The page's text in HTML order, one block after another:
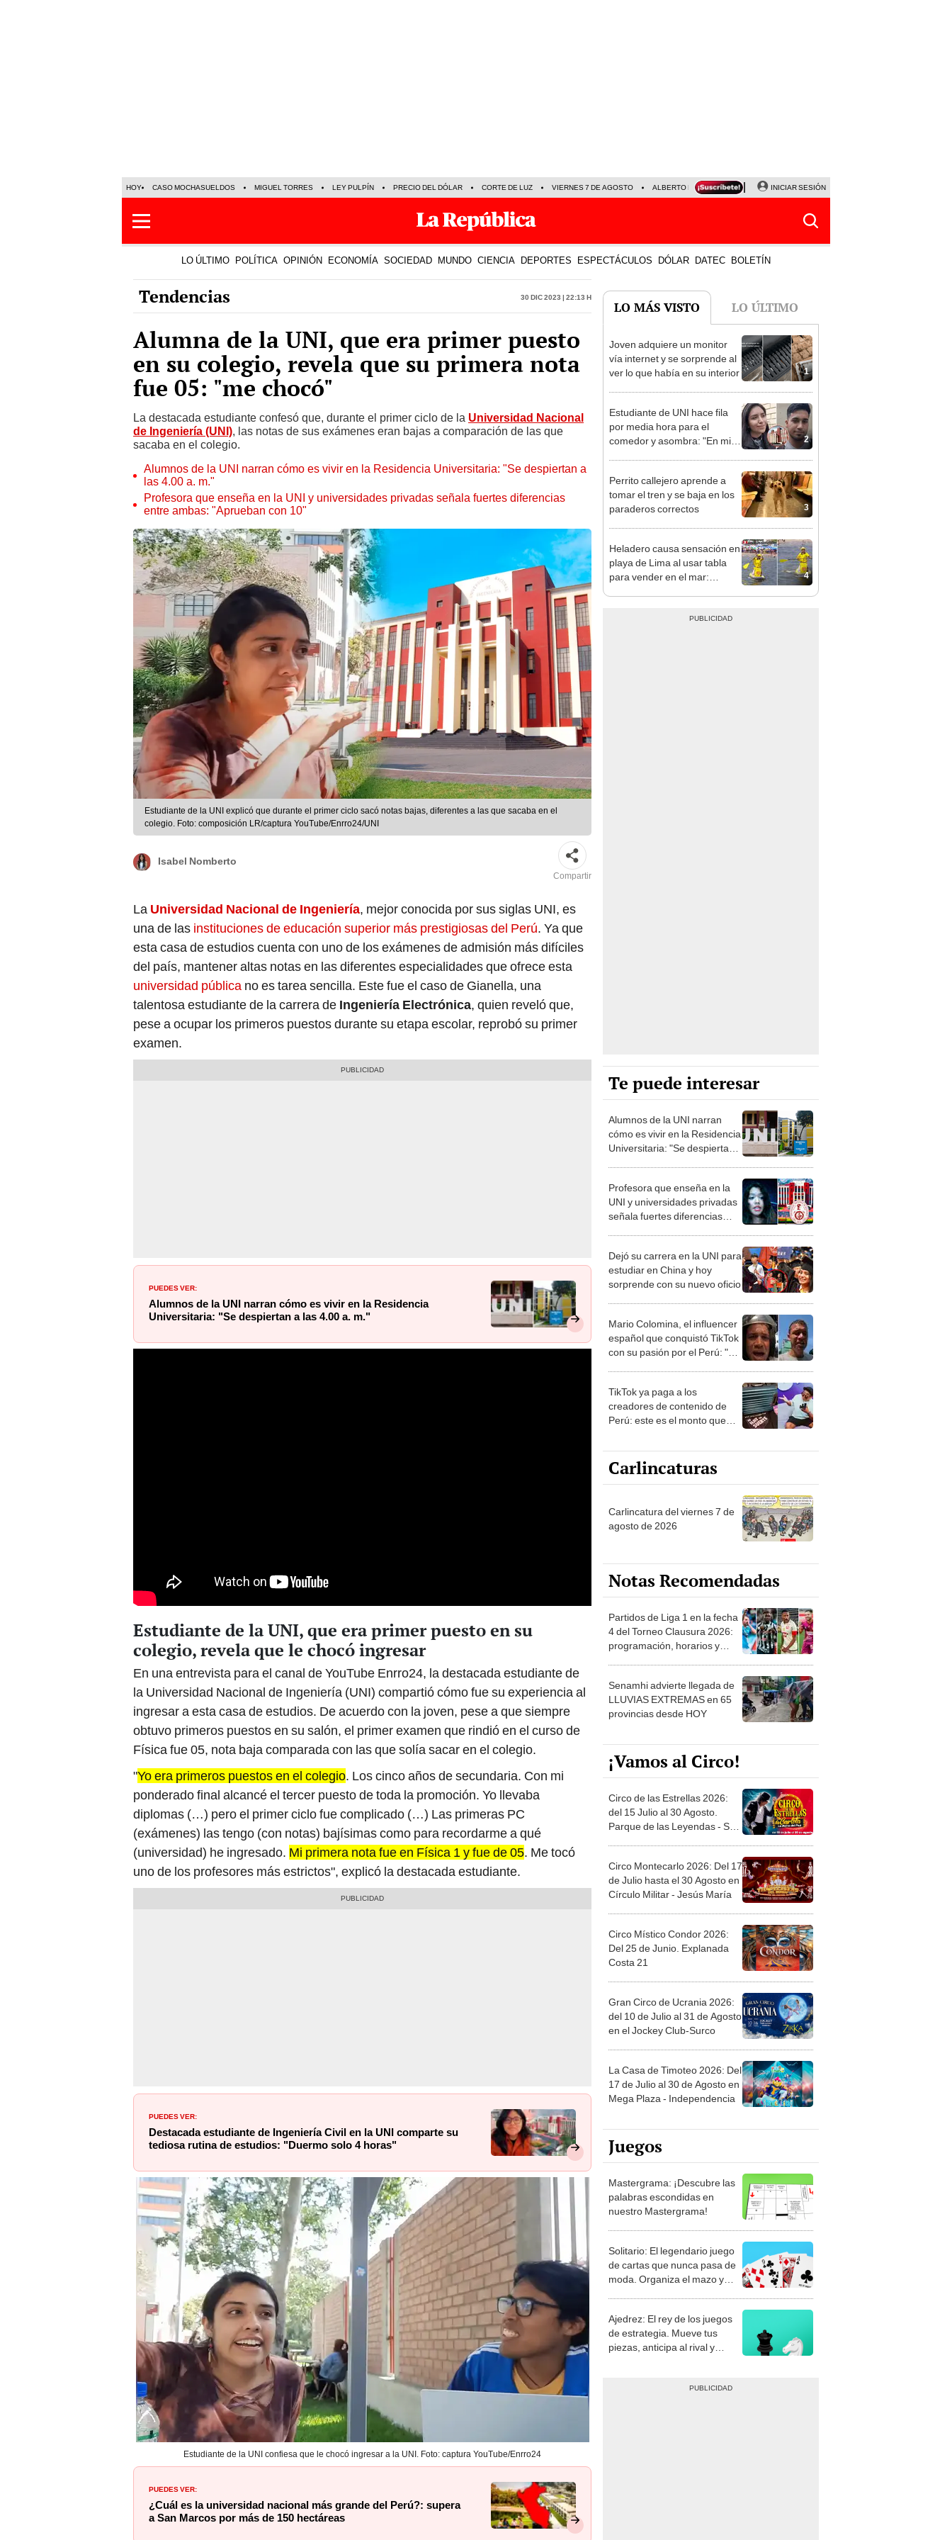
HOY CASO MOCHASUELDOS MIGUEL TORRES LEY PULPÍN PRECIO DEL DÓLAR CORTE DE LUZ VIERNES 7 DE AGOSTO ALBERTO BENAVIDES NALDY SALDAÑA
INICIAR SESIÓN
LO ÚLTIMO POLÍTICA OPINIÓN ECONOMÍA SOCIEDAD MUNDO CIENCIA DEPORTES ESPECTÁCULOS DÓLAR DATEC BOLETÍN
Tendencias 30 Dic 2023 | 22:13 h
Alumna de la UNI, que era primer puesto
en su colegio, revela que su primera nota
fue 05: "me chocó"
La destacada estudiante confesó que, durante el primer ciclo de la Universidad Nacional
de Ingeniería (UNI), las notas de sus exámenes eran bajas a comparación de las que
sacaba en el colegio.
Alumnos de la UNI narran cómo es vivir en la Residencia Universitaria: "Se despiertan a
las 4.00 a. m."
Profesora que enseña en la UNI y universidades privadas señala fuertes diferencias
entre ambas: "Aprueban con 10"
Estudiante de la UNI explicó que durante el primer ciclo sacó notas bajas, diferentes a las que sacaba en el
colegio. Foto: composición LR/captura YouTube/Enrro24/UNI
Isabel Nomberto
Compartir
La Universidad Nacional de Ingeniería, mejor conocida por sus siglas UNI, es
una de las instituciones de educación superior más prestigiosas del Perú. Ya que
esta casa de estudios cuenta con uno de los exámenes de admisión más difíciles
del país, mantener altas notas en las diferentes especialidades que ofrece esta
universidad pública no es tarea sencilla. Este fue el caso de Gianella, una
talentosa estudiante de la carrera de Ingeniería Electrónica, quien reveló que,
pese a ocupar los primeros puestos durante su etapa escolar, reprobó su primer
examen.
PUEDES VER:
Alumnos de la UNI narran cómo es vivir en la Residencia
Universitaria: "Se despiertan a las 4.00 a. m."
Estudiante de la UNI, que era primer puesto en su
colegio, revela que le chocó ingresar
En una entrevista para el canal de YouTube Enrro24, la destacada estudiante de
la Universidad Nacional de Ingeniería (UNI) compartió cómo fue su experiencia al
ingresar a esta casa de estudios. De acuerdo con la joven, pese a que siempre
obtuvo primeros puestos en su salón, el primer examen que rindió en el curso de
Física fue 05, nota baja comparada con las que solía sacar en el colegio.
"Yo era primeros puestos en el colegio. Los cinco años de secundaria. Con mi
ponderado final alcancé el tercer puesto de toda la promoción. Yo llevaba
diplomas (…) pero el primer ciclo fue complicado (…) Las primeras PC
(exámenes) las tengo (con notas) bajísimas como para recordarme a qué
(universidad) he ingresado. Mi primera nota fue en Física 1 y fue de 05. Me tocó
uno de los profesores más estrictos", explicó la destacada estudiante.
PUEDES VER:
Destacada estudiante de Ingeniería Civil en la UNI comparte su
tediosa rutina de estudios: "Duermo solo 4 horas"
Estudiante de la UNI confiesa que le chocó ingresar a la UNI. Foto: captura YouTube/Enrro24
PUEDES VER:
¿Cuál es la universidad nacional más grande del Perú?: supera
a San Marcos por más de 150 hectáreas
LO MÁS VISTO LO ÚLTIMO
1
Joven adquiere un monitor
vía internet y se sorprende al
ver lo que había en su interior
2
Estudiante de UNI hace fila
por media hora para el
comedor y asombra: "En mi
3
Perrito callejero aprende a
tomar el tren y se baja en los
paraderos correctos
4
Heladero causa sensación en
playa de Lima al usar tabla
para vender en el mar:
Te puede interesar
Alumnos de la UNI narran
cómo es vivir en la Residencia
Universitaria: "Se despiertan a
Profesora que enseña en la
UNI y universidades privadas
señala fuertes diferencias
Dejó su carrera en la UNI para
estudiar en China y hoy
sorprende con su nuevo oficio
Mario Colomina, el influencer
español que conquistó TikTok
con su pasión por el Perú: "Mi
TikTok ya paga a los
creadores de contenido de
Perú: este es el monto que
1.000 vistas
Carlincaturas
Carlincatura del viernes 7 de
agosto de 2026
Notas Recomendadas
Partidos de Liga 1 en la fecha
4 del Torneo Clausura 2026:
programación, horarios y
Senamhi advierte llegada de
LLUVIAS EXTREMAS en 65
provincias desde HOY
¡Vamos al Circo!
Circo de las Estrellas 2026:
del 15 Julio al 30 Agosto.
Parque de las Leyendas - San
Circo Montecarlo 2026: Del 17
de Julio hasta el 30 Agosto en
Círculo Militar - Jesús María
Circo Místico Condor 2026:
Del 25 de Junio. Explanada
Costa 21
Gran Circo de Ucrania 2026:
del 10 de Julio al 31 de Agosto
en el Jockey Club-Surco
La Casa de Timoteo 2026: Del
17 de Julio al 30 de Agosto en
Mega Plaza - Independencia
Juegos
Mastergrama: ¡Descubre las
palabras escondidas en
nuestro Mastergrama!
Solitario: El legendario juego
de cartas que nunca pasa de
moda. Organiza el mazo y
Ajedrez: El rey de los juegos
de estrategia. Mueve tus
piezas, anticipa al rival y